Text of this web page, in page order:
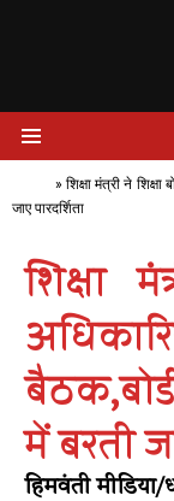
» शिक्षा मंत्री ने
जाए पारदर्शिता
शिक्षा
में बरती
हिमवंती मीडिया/